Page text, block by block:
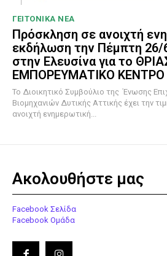
ΓΕΙΤΟΝΙΚΑ ΝΕΑ
Πρόσκληση σε ανοιχτή
εκδήλωση την Πέμπτη 26/
στην Ελευσίνα για το
ΕΜΠΟΡΕΥΜΑΤΙΚΟ ΚΕΝΤΡΟ
To Διοικητικό Συμβούλιο της Ένωσης
Βιομηχανιών Δυτικής Αττικής έχει την
ανοιχτή ενημερωτική...
Ακολουθήστε μας
Facebook Σελίδα
Facebook Ομάδα